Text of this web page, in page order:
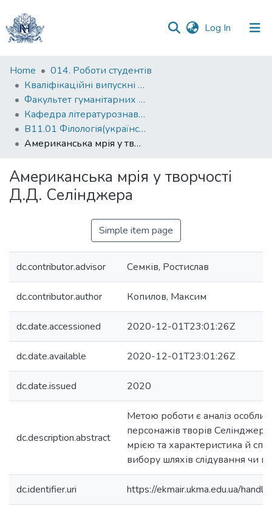
Log In (current)
Communities
&
Collections
All of DSpace
Home
014. Роботи студентів
Кваліфікаційні випускні роботи здобувачів вищої освіти бакалаврських програм
Факультет гуманітарних наук
Кафедра літературознавства
В11.01 Філологія(українська мова та література)
Американська мрія у творчості Д.Д. Селінджера
Американська мрія у творчості
Д.Д. Селінджера
Simple item page
dc.contributor.advisor Семків, Ростислав
dc.contributor.author Копилов, Максим
dc.date.accessioned 2020-12-01T23:01:26Z
dc.date.available 2020-12-01T23:01:26Z
dc.date.issued 2020
dc.description.abstract
Метою роботи є аналіз
персонажів творів
мрією та характеристика й
вибору шляхів слідування чи
dc.identifier.uri https://ekmair.ukma.edu.ua/